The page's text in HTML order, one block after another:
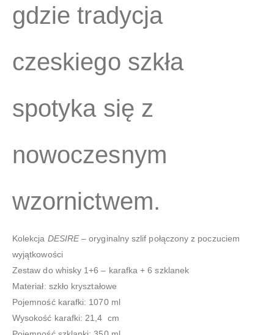
gdzie tradycja
czeskiego szkła
spotyka się z
nowoczesnym
wzornictwem.
Kolekcja DESIRE –oryginalny szlif połączony z poczuciem
wyjątkowości
Zestaw do whisky 1+6 – karafka + 6 szklanek
Materiał: szkło kryształowe
Pojemność karafki: 1070 ml
Wysokość karafki: 21,4 cm